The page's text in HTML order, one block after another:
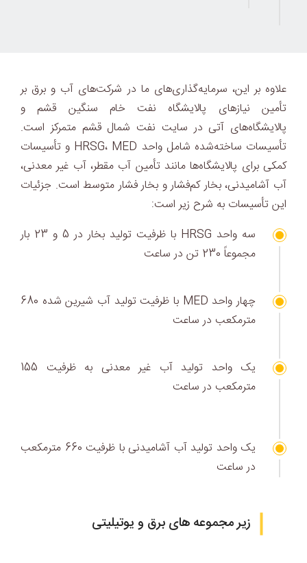
علاوه بر این، سرمایه‌گذاری‌های ما در شرکت‌های آب و برق بر
تأمین نیازهای پالایشگاه نفت خام سنگین قشم و
پالایشگاه‌های آتی در سایت نفت شمال قشم متمرکز است.
تأسیسات ساخته‌شده شامل واحد HRSG، MED و تأسیسات
کمکی برای پالایشگاه‌ها مانند تأمین آب مقطر، آب غیر معدنی،
آب آشامیدنی، بخار کم‌فشار و بخار فشار متوسط است. جزئیات
این تأسیسات به شرح زیر است:
سه واحد HRSG با ظرفیت تولید بخار در 5 و 23 بار
مجموعاً 230 تن در ساعت
چهار واحد MED با ظرفیت تولید آب شیرین شده 680
مترمکعب در ساعت
یک واحد تولید آب غیر معدنی به ظرفیت 155
مترمکعب در ساعت
یک واحد تولید آب آشامیدنی با ظرفیت 660 مترمکعب
در ساعت
زیر مجموعه های برق و یوتیلیتی